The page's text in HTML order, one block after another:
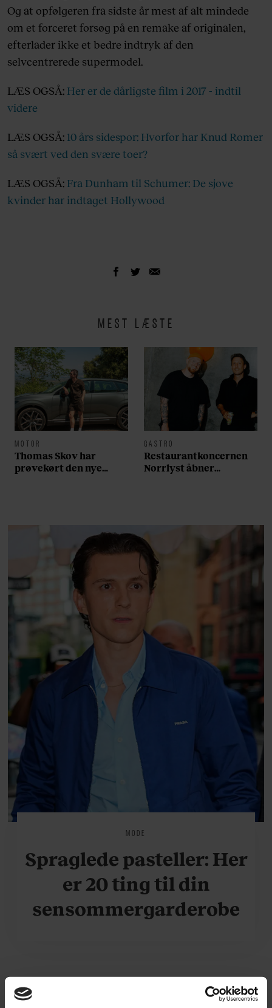
Og at opfølgeren fra sidste år mest af alt mindede
om et forceret forsøg på en remake af originalen,
efterlader ikke et bedre indtryk af den
selvcentrerede supermodel.
LÆS OGSÅ: Her er de dårligste film i 2017 - indtil
videre
LÆS OGSÅ: 10 års sidespor: Hvorfor har Knud Romer
så svært ved den svære toer?
LÆS OGSÅ: Fra Dunham til Schumer: De sjove
kvinder har indtaget Hollywood
MEST LÆSTE
MOTOR
Thomas Skov har
prøvekørt den nye
GASTRO
Restaurantkoncernen
Norrlyst åbner
MODE
Spraglede pasteller: Her
er 20 ting til din
sensommergarderobe